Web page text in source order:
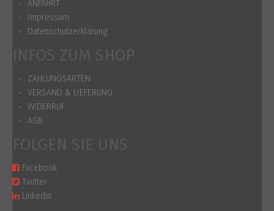
ANFAHRT
Impressum
Datenschutzerklärung
INFOS ZUM SHOP
ZAHLUNGSARTEN
VERSAND & LIEFERUNG
WIDERRUF
AGB
FOLGEN SIE UNS
Facebook
Twitter
Linkedin